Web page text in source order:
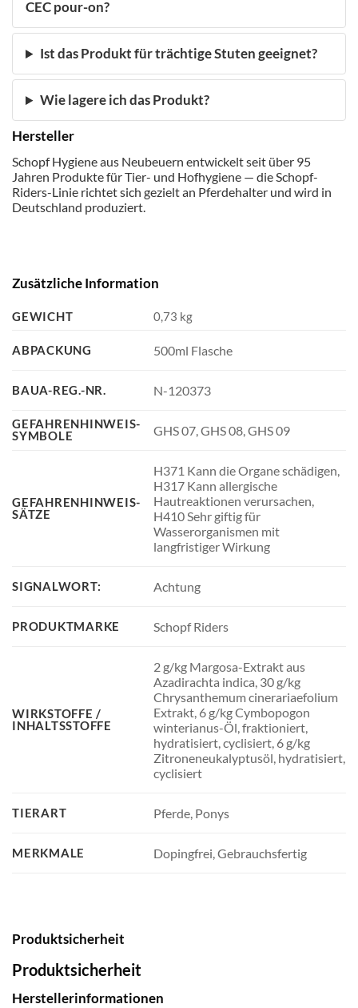
CEC pour-on?
Ist das Produkt für trächtige Stuten geeignet?
Wie lagere ich das Produkt?
Hersteller
Schopf Hygiene aus Neubeuern entwickelt seit über 95
Jahren Produkte für Tier- und Hofhygiene — die Schopf-
Riders-Linie richtet sich gezielt an Pferdehalter und wird in
Deutschland produziert.
Zusätzliche Information
GEWICHT 0,73 kg
ABPACKUNG 500ml Flasche
BAUA-REG.-NR. N-120373
GEFAHRENHINWEIS-
SYMBOLE
GHS 07, GHS 08, GHS 09
GEFAHRENHINWEIS-
SÄTZE
H371 Kann die Organe schädigen,
H317 Kann allergische
Hautreaktionen verursachen,
H410 Sehr giftig für
Wasserorganismen mit
langfristiger Wirkung
SIGNALWORT: Achtung
PRODUKTMARKE Schopf Riders
WIRKSTOFFE /
INHALTSSTOFFE
2 g/kg Margosa-Extrakt aus
Azadirachta indica, 30 g/kg
Chrysanthemum cinerariaefolium
Extrakt, 6 g/kg Cymbopogon
winterianus-Öl, fraktioniert,
hydratisiert, cyclisiert, 6 g/kg
Zitroneneukalyptusöl, hydratisiert,
cyclisiert
TIERART Pferde, Ponys
MERKMALE Dopingfrei, Gebrauchsfertig
Produktsicherheit
Produktsicherheit
Herstellerinformationen